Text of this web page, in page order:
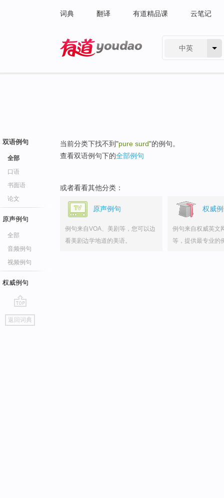
词典 翻译 有道精品课 云笔记
中英
双语例句
全部
口语
书面语
论文
原声例句
全部
音频例句
视频例句
权威例句
go
top
返回词典
当前分类下找不到"pure surd"的例句。
查看双语例句下的全部例句
或者看看其他分类：
原声例句
例句来自VOA、美剧等，您可以边
看美剧边学地道的美语。
权威
例句来自权威英文
等，提供最专业的